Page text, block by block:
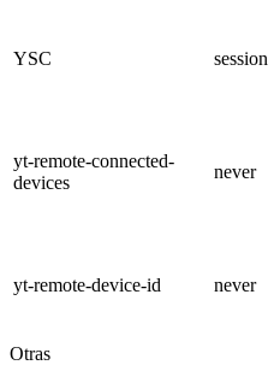
YSC session
yt-remote-connected-
devices
never
yt-remote-device-id never
Otras